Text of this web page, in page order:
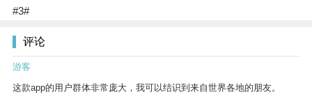
#3#
评论
游客
这款app的用户群体非常庞大，我可以结识到来自世界各地的朋友。